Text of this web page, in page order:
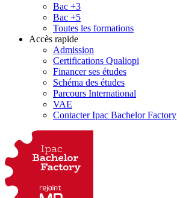
Bac +3
Bac +5
Toutes les formations
Accès rapide
Admission
Certifications Qualiopi
Financer ses études
Schéma des études
Parcours International
VAE
Contacter Ipac Bachelor Factory